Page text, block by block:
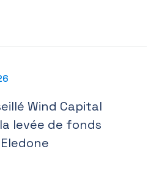
Wind Capital
levée de fonds